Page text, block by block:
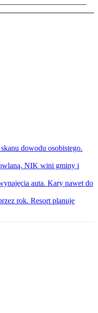
dowodu osobistego.
NIK wini gminy i
auta. Kary nawet do
rok. Resort planuje